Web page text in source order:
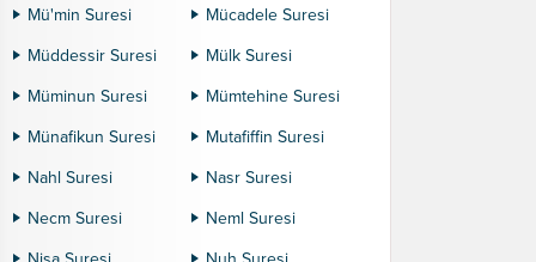
Mü'min Suresi
Mücadele Suresi
Müddessir Suresi
Mülk Suresi
Müminun Suresi
Mümtehine Suresi
Münafikun Suresi
Mutafiffin Suresi
Nahl Suresi
Nasr Suresi
Necm Suresi
Neml Suresi